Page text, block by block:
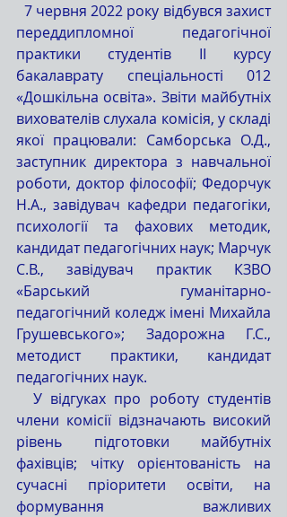
переддипломної педагогічної
практики студентів ІІ курсу
бакалаврату спеціальності 012
«Дошкільна освіта». Звіти майбутніх
вихователів слухала комісія, у складі
якої працювали: Самборська О.Д.,
заступник директора з навчальної
роботи, доктор філософії; Федорчук
Н.А., завідувач кафедри педагогіки,
психології та фахових методик,
кандидат педагогічних наук; Марчук
С.В., завідувач практик КЗВО
«Барський гуманітарно-
педагогічний коледж імені Михайла
Грушевського»; Задорожна Г.С.,
методист практики, кандидат
педагогічних наук.
члени комісії відзначають високий
рівень підготовки майбутніх
фахівців; чітку орієнтованість на
сучасні пріоритети освіти, на
формування важливих